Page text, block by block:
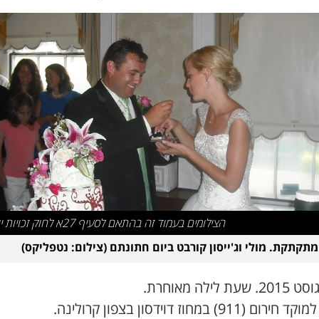
הצילומים בעמוד זה בהתאם לסעיף 27א לחוק זכויות יוצרים
מולי וג'ייסון קורבט ביום חתונתם (צילום: נטפליקס)
(911) במחוז דוידסון בצפון קרולינה.